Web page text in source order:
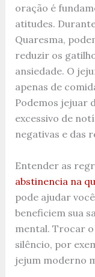
oração é
atitudes.
Quaresma,
reduzir os
ansiedade. O
apenas de
Podemos jejuar
excessivo de
negativas e das
Entender as
abstinencia na
pode ajudar
beneficiem sua
mental. Trocar
silêncio, por
jejum moderno